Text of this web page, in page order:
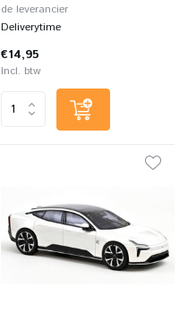
de leverancier
Deliverytime
€14,95
Incl. btw